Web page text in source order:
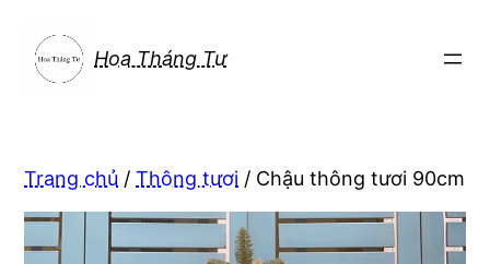
phần
Hoa Tháng Tư
Trang chủ /Thông tươi / Chậu thông tươi 90cm